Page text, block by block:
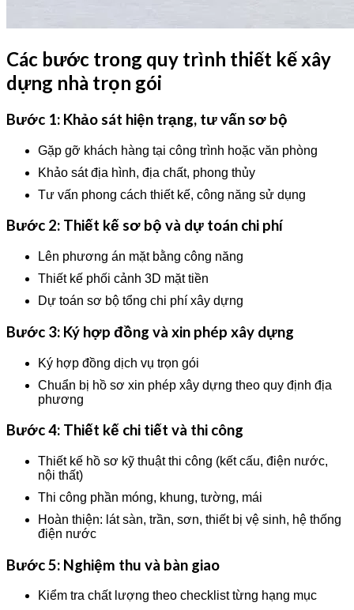
Các bước trong quy trình thiết kế xây
dựng nhà trọn gói
Bước 1: Khảo sát hiện trạng, tư vấn sơ bộ
Gặp gỡ khách hàng tại công trình hoặc văn phòng
Khảo sát địa hình, địa chất, phong thủy
Tư vấn phong cách thiết kế, công năng sử dụng
Bước 2: Thiết kế sơ bộ và dự toán chi phí
Lên phương án mặt bằng công năng
Thiết kế phối cảnh 3D mặt tiền
Dự toán sơ bộ tổng chi phí xây dựng
Bước 3: Ký hợp đồng và xin phép xây dựng
Ký hợp đồng dịch vụ trọn gói
Chuẩn bị hồ sơ xin phép xây dựng theo quy định địa
phương
Bước 4: Thiết kế chi tiết và thi công
Thiết kế hồ sơ kỹ thuật thi công (kết cấu, điện nước,
nội thất)
Thi công phần móng, khung, tường, mái
Hoàn thiện: lát sàn, trần, sơn, thiết bị vệ sinh, hệ thống
điện nước
Bước 5: Nghiệm thu và bàn giao
Kiểm tra chất lượng theo checklist từng hạng mục